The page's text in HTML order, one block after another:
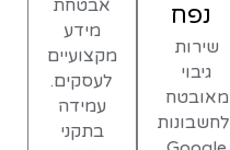
נפח
שירות
גיבוי
מאובטח
לחשבונות
אבטחת
מידע
מקצועיים
לעסקים.
עמידה
בתקני